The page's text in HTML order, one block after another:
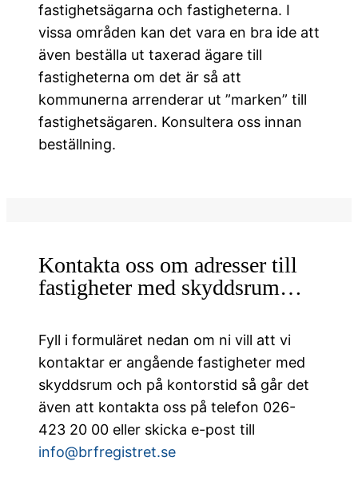
fastighetsägarna och fastigheterna. I
vissa områden kan det vara en bra ide att
även beställa ut taxerad ägare till
fastigheterna om det är så att
kommunerna arrenderar ut ”marken” till
fastighetsägaren. Konsultera oss innan
beställning.
Kontakta oss om adresser till
fastigheter med skyddsrum…
Fyll i formuläret nedan om ni vill att vi
kontaktar er angående fastigheter med
skyddsrum och på kontorstid så går det
även att kontakta oss på telefon 026-
423 20 00 eller skicka e-post till
info@brfregistret.se